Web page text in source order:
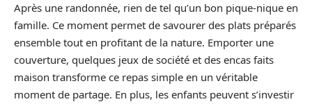
Après une randonnée, rien de tel qu’un bon pique-nique en
famille. Ce moment permet de savourer des plats préparés
ensemble tout en profitant de la nature. Emporter une
couverture, quelques jeux de société et des encas faits
maison transforme ce repas simple en un véritable
moment de partage. En plus, les enfants peuvent s’investir